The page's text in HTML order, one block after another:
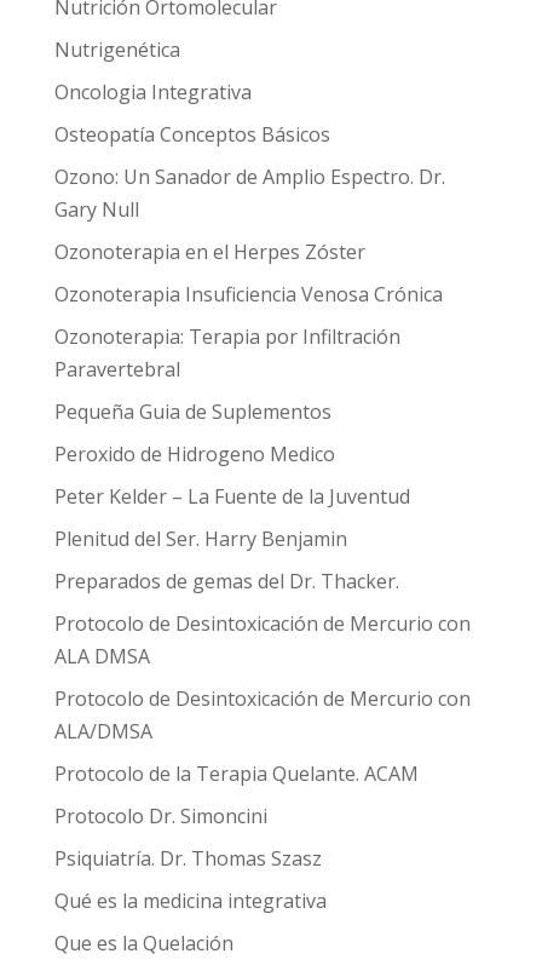
Nutrición Ortomolecular
Nutrigenética
Oncologia Integrativa
Osteopatía Conceptos Básicos
Ozono: Un Sanador de Amplio Espectro. Dr.
Gary Null
Ozonoterapia en el Herpes Zóster
Ozonoterapia Insuficiencia Venosa Crónica
Ozonoterapia: Terapia por Infiltración
Paravertebral
Pequeña Guia de Suplementos
Peroxido de Hidrogeno Medico
Peter Kelder – La Fuente de la Juventud
Plenitud del Ser. Harry Benjamin
Preparados de gemas del Dr. Thacker.
Protocolo de Desintoxicación de Mercurio con
ALA DMSA
Protocolo de Desintoxicación de Mercurio con
ALA/DMSA
Protocolo de la Terapia Quelante. ACAM
Protocolo Dr. Simoncini
Psiquiatría. Dr. Thomas Szasz
Qué es la medicina integrativa
Que es la Quelación